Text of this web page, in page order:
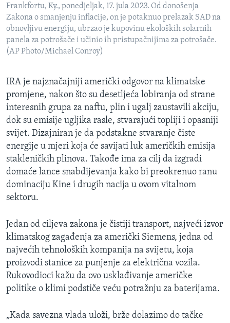
Frankfortu, Ky., ponedjeljak, 17. jula 2023. Od donošenja
Zakona o smanjenju inflacije, on je potaknuo prelazak SAD na
obnovljivu energiju, ubrzao je kupovinu ekoloških solarnih
panela za potrošače i učinio ih pristupačnijima za potrošače.
(AP Photo/Michael Conroy)
IRA je najznačajniji američki odgovor na klimatske
promjene, nakon što su desetljeća lobiranja od strane
interesnih grupa za naftu, plin i ugalj zaustavili akciju,
dok su emisije ugljika rasle, stvarajući topliji i opasniji
svijet. Dizajniran je da podstakne stvaranje čiste
energije u mjeri koja će savijati luk američkih emisija
stakleničkih plinova. Takođe ima za cilj da izgradi
domaće lance snabdijevanja kako bi preokrenuo ranu
dominaciju Kine i drugih nacija u ovom vitalnom
sektoru.
Jedan od ciljeva zakona je čistiji transport, najveći izvor
klimatskog zagađenja za američki Siemens, jedna od
najvećih tehnoloških kompanija na svijetu, koja
proizvodi stanice za punjenje za električna vozila.
Rukovodioci kažu da ovo usklađivanje američke
politike o klimi podstiče veću potražnju za baterijama.
„Kada savezna vlada uloži, brže dolazimo do tačke